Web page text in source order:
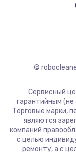
Ремонт
©
Сервисный
гарантийным
Торговые марки,
являются
компаний
с целью
ремонту, а с